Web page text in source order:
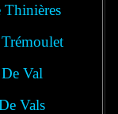
Thinières
De Val
Vals